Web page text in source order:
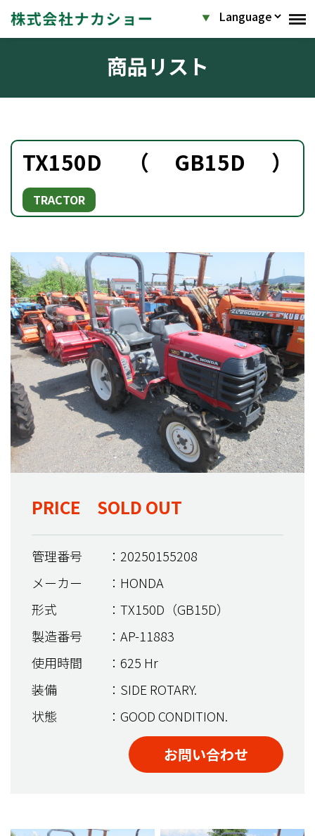
商品リスト
TX150D（GB15D）
TRACTOR
PRICE SOLD OUT
管理番号
：20250155208
メーカー
：HONDA
形式
：TX150D（GB15D）
製造番号
：AP-11883
使用時間
：625 Hr
装備
：SIDE ROTARY.
状態
：GOOD CONDITION.
お問い合わせ